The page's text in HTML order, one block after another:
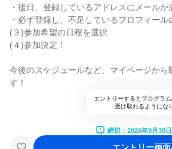
・後日、登録しているアドレスにメールが
・必ず登録し、不足しているプロフィー
(３)参加希望の日程を選択
(４)参加決定！
今後のスケジュールなど、マイページから
す！
エントリーするとプログラ
受け取れるようにな
締切：2026年9月30日
エントリー画